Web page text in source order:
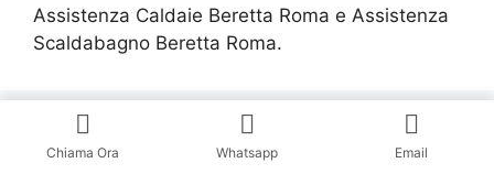
Assistenza Caldaie Beretta Roma e Assistenza
Scaldabagno Beretta Roma.
Assistenza Caldaie Beretta Roma
Chiama Ora Whatsapp Email